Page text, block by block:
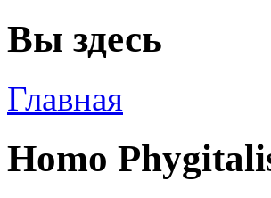
Вы здесь
Главная
Homo